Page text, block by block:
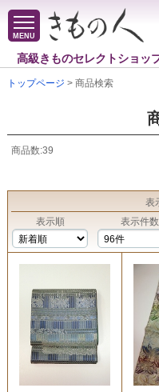
MENU
高級きものセレクトショッ
トップページ > 商品検索
商品数:39
表
表示順
表示件数